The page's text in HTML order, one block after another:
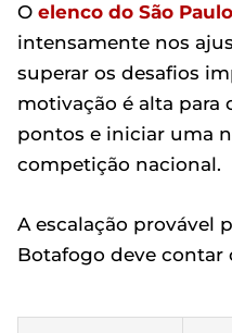
O elenco do São Paulo
intensamente nos
superar os desafios
motivação é alta para
pontos e iniciar uma
competição nacional.
A escalação provável
Botafogo deve contar